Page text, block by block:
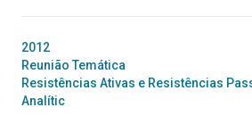
2012
Reunião Temática
Resistências Ativas e Resistências
Analític